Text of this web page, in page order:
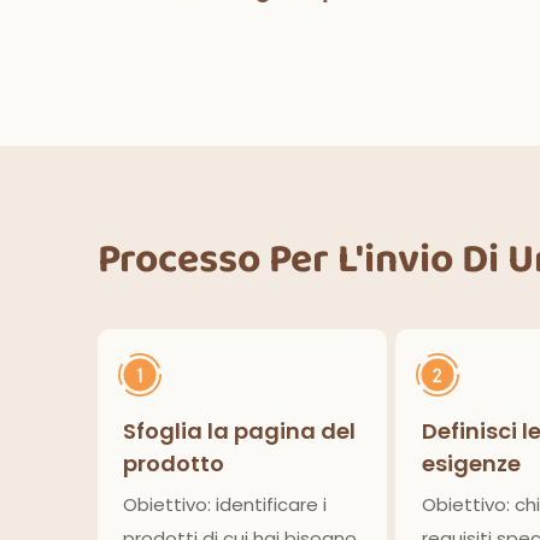
Processo Per L'invio Di
Sfoglia la pagina del
prodotto
Obiettivo: identificare i
Definisci
esigenze
Obiettivo: